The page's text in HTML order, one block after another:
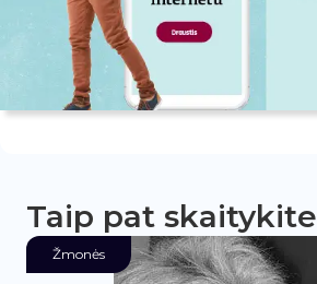
Taip pat skaitykite
Žmonės